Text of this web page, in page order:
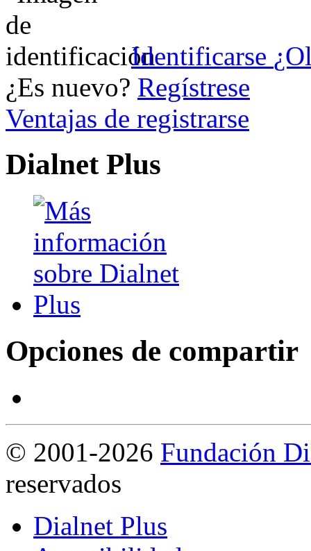
Identificarse
¿Es nuevo? Regístrese
Ventajas de registrarse
Dialnet Plus
Opciones de compartir
© 2001-2026 Fundación
reservados
Dialnet Plus